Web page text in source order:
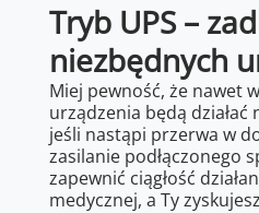
Tryb UPS –
niezbędnych
Miej pewność, że nawet
urządzenia będą działać
jeśli nastąpi przerwa w
zasilanie podłączonego
zapewnić ciągłość
medycznej, a Ty